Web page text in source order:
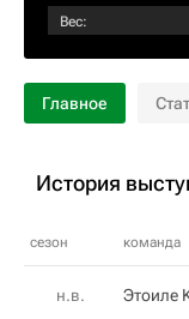
Вес:
Главное
История
сезон команда
н.в. Этоиле